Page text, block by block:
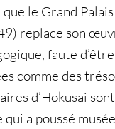
le Grand
replace son
faute
comme des
d’Hokusai
qui a poussé